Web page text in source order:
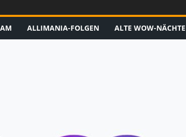
ALLIMANIA-FOLGEN ALTE WOW-NÄCHTE